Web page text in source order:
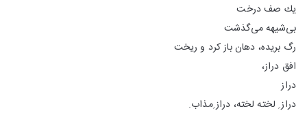
یك صف درخت
بی‌شیهه می‌گذشت
رگ بریده، دهان باز كرد و ریخت
افق دراز،
دراز
دراز ِ لخته لخته،‌ دراز ِمذاب.